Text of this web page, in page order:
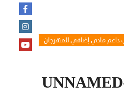
داعم مادي إضافي للمهرجان